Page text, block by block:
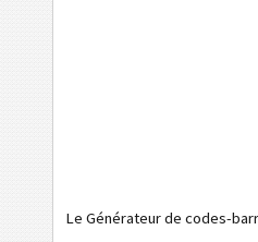
HIBC PAS 39
Le Générateur de codes-